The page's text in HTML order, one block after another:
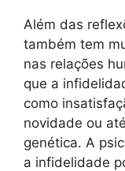
Além das
também tem
nas relações
que a
como
novidade ou
genética. A
a infidelidade